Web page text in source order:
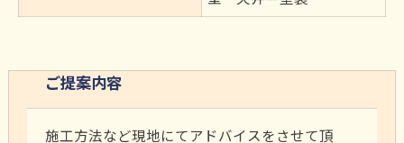
ご提案内容
施工方法など現地にてアドバイスをさせて頂